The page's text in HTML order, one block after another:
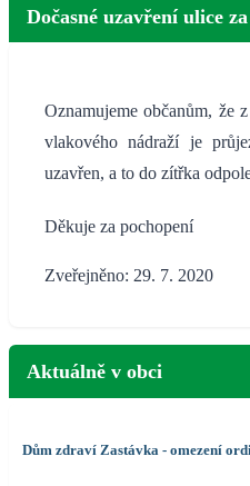
Dočasné uzavření ulice
Oznamujeme občanům, že
vlakového nádraží je
uzavřen, a to do zítřka
Děkuje za pochopení
Zveřejněno: 29. 7. 2020
Aktuálně v obci
Dům zdraví Zastávka - omezení